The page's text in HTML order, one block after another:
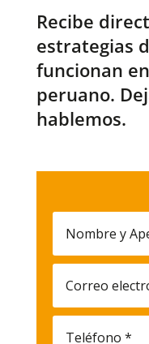
Recibe
estrategias
funcionan
peruano.
hablemos.